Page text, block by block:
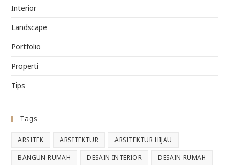
Interior
Landscape
Portfolio
Properti
Tips
Tags
ARSITEK ARSITEKTUR ARSITEKTUR HIJAU
BANGUN RUMAH DESAIN INTERIOR DESAIN RUMAH